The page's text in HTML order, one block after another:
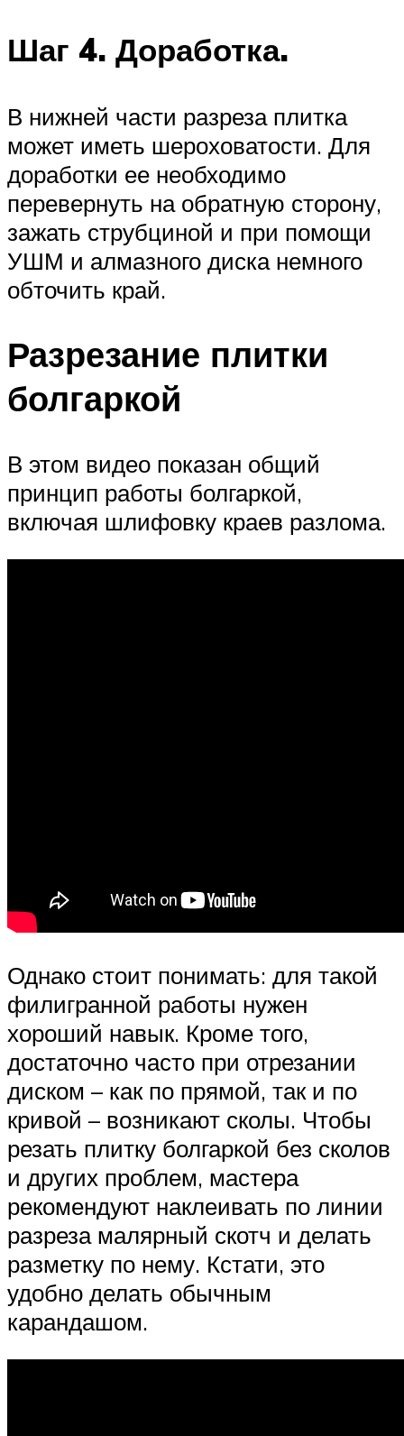
Шаг 4. Доработка.
В нижней части разреза плитка
может иметь шероховатости. Для
доработки ее необходимо
перевернуть на обратную сторону,
зажать струбциной и при помощи
УШМ и алмазного диска немного
обточить край.
Разрезание плитки
болгаркой
В этом видео показан общий
принцип работы болгаркой,
включая шлифовку краев разлома.
Однако стоит понимать: для такой
филигранной работы нужен
хороший навык. Кроме того,
достаточно часто при отрезании
диском – как по прямой, так и по
кривой – возникают сколы. Чтобы
резать плитку болгаркой без сколов
и других проблем, мастера
рекомендуют наклеивать по линии
разреза малярный скотч и делать
разметку по нему. Кстати, это
удобно делать обычным
карандашом.